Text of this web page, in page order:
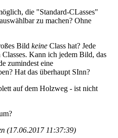
die "Standard-CLasses"
zu machen? Ohne
Bild keine Class hat? Jede
Kann ich jedem Bild, das
zumindest eine
Hat das überhaupt SInn?
auf dem Holzweg - ist nicht
(17.06.2017 11:37:39)